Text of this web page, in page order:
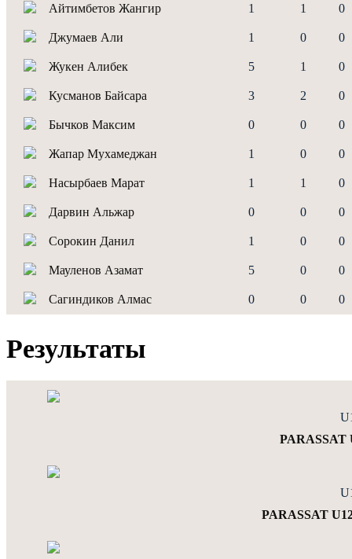
Айтимбетов Жангир 1 1 0
Джумаев Али 1 0 0
Жукен Алибек 5 1 0
Кусманов Байсара 3 2 0
Бычков Максим 0 0 0
Жапар Мухамеджан 1 0 0
Насырбаев Марат 1 1 0
Дарвин Альжар 0 0 0
Сорокин Данил 1 0 0
Мауленов Азамат 5 0 0
Сагиндиков Алмас 0 0 0
Результаты
PARASSAT